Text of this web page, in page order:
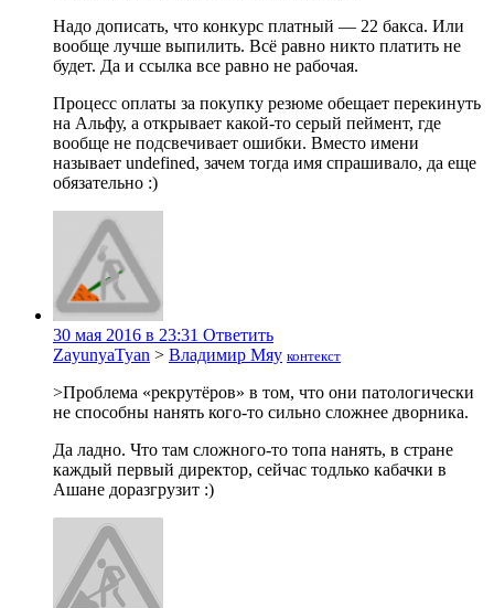
Надо дописать, что конкурс платный — 22 бакса. Или
вообще лучше выпилить. Всё равно никто платить не
будет. Да и ссылка все равно не рабочая.
Процесс оплаты за покупку резюме обещает перекинуть
на Альфу, а открывает какой-то серый пеймент, где
вообще не подсвечивает ошибки. Вместо имени
называет undefined, зачем тогда имя спрашивало, да еще
обязательно :)
30 мая 2016 в 23:31 Ответить
ZayunyaTyan > Владимир Мяу контекст
>Проблема «рекрутёров» в том, что они патологически
не способны нанять кого-то сильно сложнее дворника.
Да ладно. Что там сложного-то топа нанять, в стране
каждый первый директор, сейчас тодлько кабачки в
Ашане доразгрузит :)